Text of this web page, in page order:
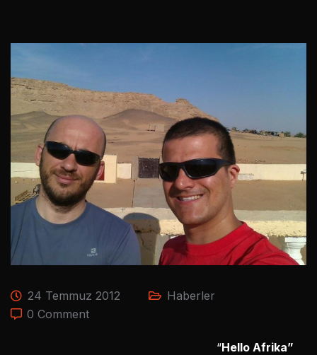
24 Temmuz 2012
Haberler
0 Comment
“Hello Afrika”